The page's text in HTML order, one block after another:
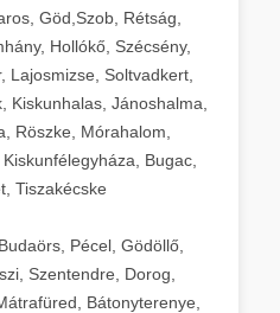
Göd,Szob, Rétság,
Hollókő, Szécsény,
Lajosmizse, Soltvadkert,
Kiskunhalas, Jánoshalma,
Röszke, Mórahalom,
Bugac,
Tiszakécske
Pécel, Gödöllő,
Szentendre, Dorog,
Bátonyterenye,